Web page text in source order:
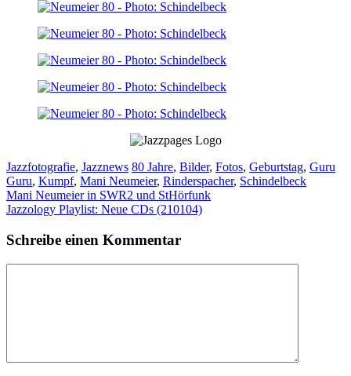
Kategorien
Jazzfotografie, Jazznews Schlagwörter
80 Jahre, Bilder, Fotos, Geburtstag, Guru
Guru, Kumpf, Mani Neumeier, Rinderspacher, Schindelbeck
Mani Neumeier in SWR2 und StHörfunk
Jazzology Playlist: Neue CDs (210104)
Schreibe einen Kommentar